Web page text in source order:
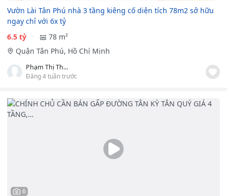
Vườn Lài Tân Phú nhà 3 tầng kiêng cố diện tích 78m2 sở hữu
ngay chỉ với 6x tỷ
6.5 tỷ
78 m²
Quận Tân Phú, Hồ Chí Minh
Phạm Thị Thanh Kiều
Đăng 4 tuần trước
6